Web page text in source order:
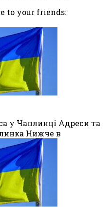
to your friends:
у Чаплинці Адреси та
Нижче в